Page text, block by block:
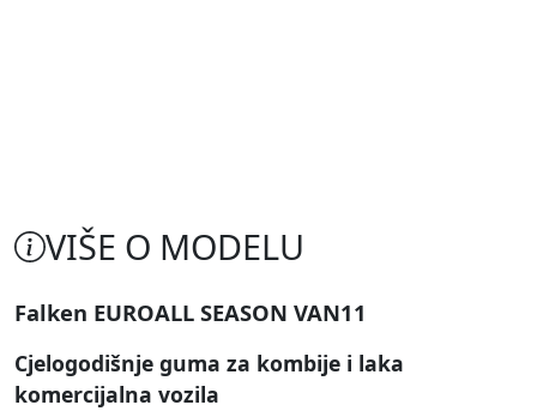
VIŠE O MODELU
Falken EUROALL SEASON VAN11
Cjelogodišnje guma za kombije i laka
komercijalna vozila